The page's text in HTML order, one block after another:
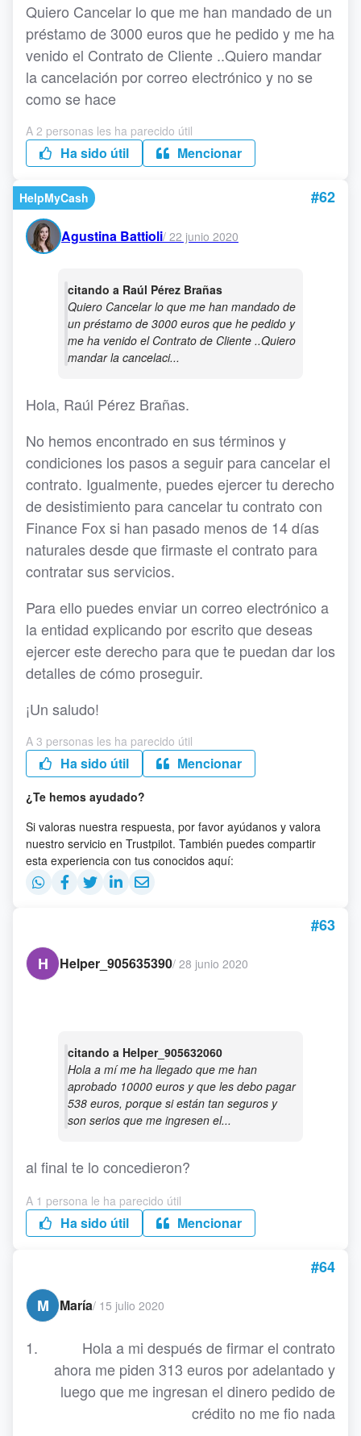
Quiero Cancelar lo que me han mandado de un
préstamo de 3000 euros que he pedido y me ha
venido el Contrato de Cliente ..Quiero mandar
la cancelación por correo electrónico y no se
como se hace
A 2 personas les ha parecido útil
Ha sido útil Mencionar
HelpMyCash #62
Agustina Battioli/ 22 junio 2020
citando a Raúl Pérez Brañas
Quiero Cancelar lo que me han mandado de
un préstamo de 3000 euros que he pedido y
me ha venido el Contrato de Cliente ..Quiero
mandar la cancelaci...
Hola, Raúl Pérez Brañas.
No hemos encontrado en sus términos y
condiciones los pasos a seguir para cancelar el
contrato. Igualmente, puedes ejercer tu derecho
de desistimiento para cancelar tu contrato con
Finance Fox si han pasado menos de 14 días
naturales desde que firmaste el contrato para
contratar sus servicios.
Para ello puedes enviar un correo electrónico a
la entidad explicando por escrito que deseas
ejercer este derecho para que te puedan dar los
detalles de cómo proseguir.
¡Un saludo!
A 3 personas les ha parecido útil
Ha sido útil Mencionar
¿Te hemos ayudado?
Si valoras nuestra respuesta, por favor ayúdanos y valora
nuestro servicio en Trustpilot. También puedes compartir
esta experiencia con tus conocidos aquí:
#63
H
Helper_905635390/ 28 junio 2020
citando a Helper_905632060
Hola a mí me ha llegado que me han
aprobado 10000 euros y que les debo pagar
538 euros, porque si están tan seguros y
son serios que me ingresen el...
al final te lo concedieron?
A 1 persona le ha parecido útil
Ha sido útil Mencionar
#64
M
María/ 15 julio 2020
Hola a mi después de firmar el contrato
ahora me piden 313 euros por adelantado y
luego que me ingresan el dinero pedido de
crédito no me fio nada